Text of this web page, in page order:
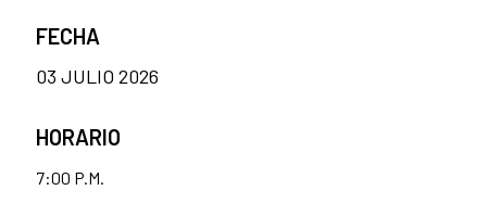
FECHA
03 JULIO 2026
HORARIO
7:00 P.M.